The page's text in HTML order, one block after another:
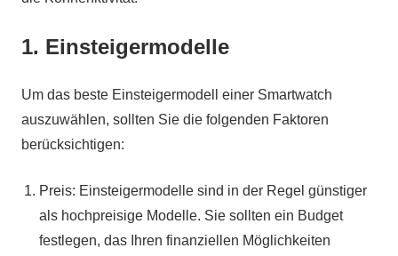
1. Einsteigermodelle
Um das beste Einsteigermodell einer Smartwatch
auszuwählen, sollten Sie die folgenden Faktoren
berücksichtigen:
Preis: Einsteigermodelle sind in der Regel günstiger
als hochpreisige Modelle. Sie sollten ein Budget
festlegen, das Ihren finanziellen Möglichkeiten